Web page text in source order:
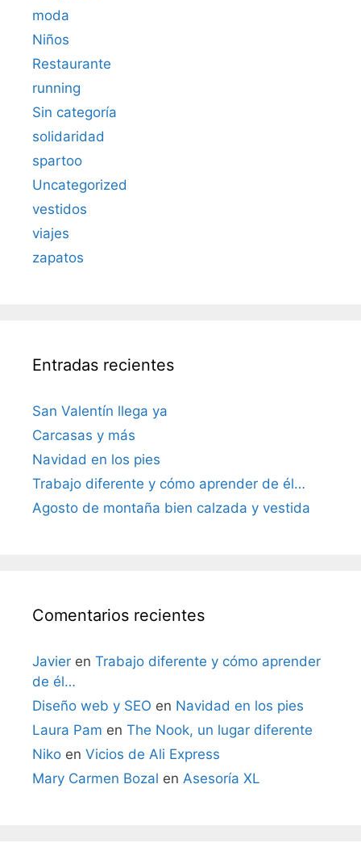
moda
Niños
Restaurante
running
Sin categoría
solidaridad
spartoo
Uncategorized
vestidos
viajes
zapatos
Entradas recientes
San Valentín llega ya
Carcasas y más
Navidad en los pies
Trabajo diferente y cómo aprender de él…
Agosto de montaña bien calzada y vestida
Comentarios recientes
Javier en Trabajo diferente y cómo aprender
de él…
Diseño web y SEO en Navidad en los pies
Laura Pam en The Nook, un lugar diferente
Niko en Vicios de Ali Express
Mary Carmen Bozal en Asesoría XL